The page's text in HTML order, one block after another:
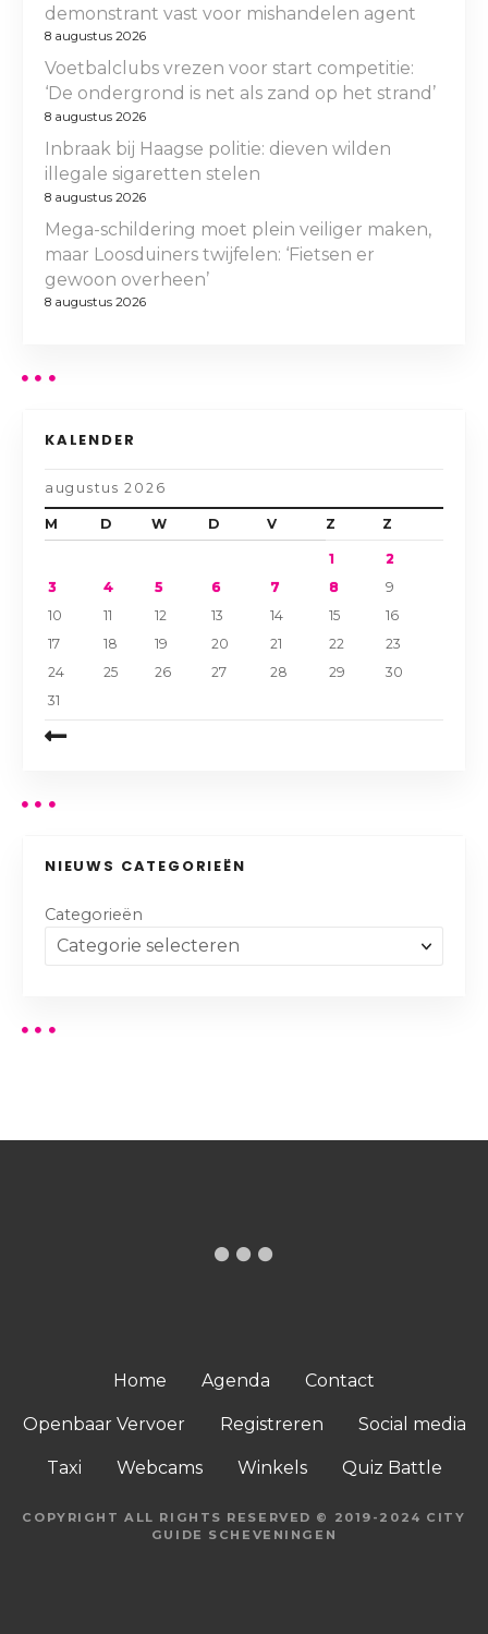
demonstrant vast voor mishandelen agent
8 augustus 2026
Voetbalclubs vrezen voor start competitie:
‘De ondergrond is net als zand op het strand’
8 augustus 2026
Inbraak bij Haagse politie: dieven wilden
illegale sigaretten stelen
8 augustus 2026
Mega-schildering moet plein veiliger maken,
maar Loosduiners twijfelen: ‘Fietsen er
gewoon overheen’
8 augustus 2026
KALENDER
augustus 2026
M D W D V Z Z
1
2
3
4 5 6 7 8
9
10
11 12 13 14 15
16
17
18 19 20 21 22
23
24
25 26 27 28 29
30
31
NIEUWS CATEGORIEËN
Categorieën
Home Agenda Contact
Openbaar Vervoer Registreren Social media
Taxi Webcams Winkels Quiz Battle
COPYRIGHT ALL RIGHTS RESERVED © 2019-2024 CITY
GUIDE SCHEVENINGEN